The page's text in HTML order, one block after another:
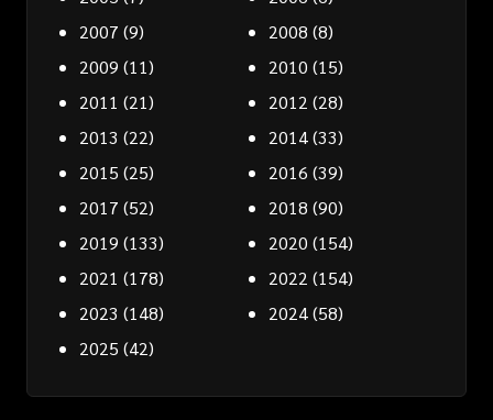
2007 (9) 2008 (8)
2009 (11) 2010 (15)
2011 (21) 2012 (28)
2013 (22) 2014(33)
2015 (25) 2016 (39)
2017 (52) 2018 (90)
2019 (133) 2020 (154)
2021 (178) 2022 (154)
2023 (148) 2024(58)
2025 (42)